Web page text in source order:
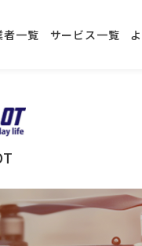
者一覧 サービス一覧